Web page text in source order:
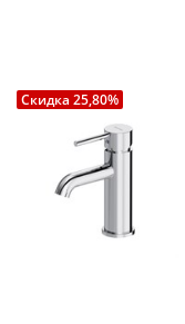
Скидка 25,80%